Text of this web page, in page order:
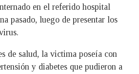
en el referido hospital
pasado, luego de presentar los
de salud, la victima poseía con
y diabetes que pudieron a